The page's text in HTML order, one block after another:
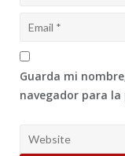
Guarda mi
navegador para